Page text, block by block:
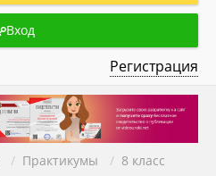
Вход
Регистрация
/ Практикумы / 8 класс